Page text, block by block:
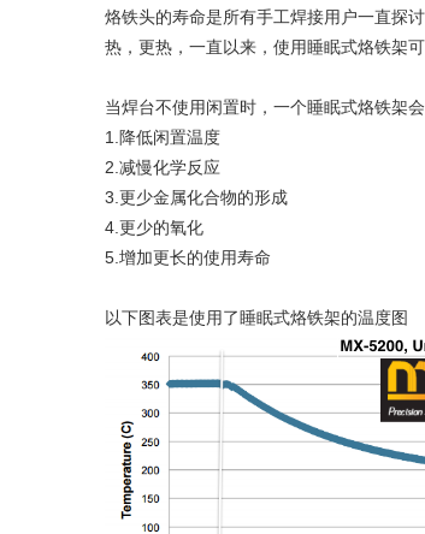
烙铁头的寿命是所有手工焊接用户一直探
热，更热，一直以来，使用睡眠式烙铁架
当焊台不使用闲置时，一个睡眠式烙铁架
1.降低闲置温度
2.减慢化学反应
3.更少金属化合物的形成
4.更少的氧化
5.增加更长的使用寿命
以下图表是使用了睡眠式烙铁架的温度图